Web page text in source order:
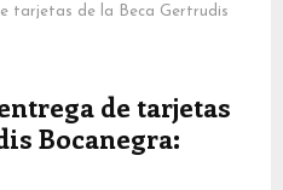
tarjetas de la Beca Gertrudis
de tarjetas
Bocanegra: